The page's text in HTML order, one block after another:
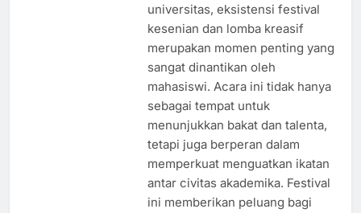
universitas, eksistensi festival
kesenian dan lomba kreasif
merupakan momen penting yang
sangat dinantikan oleh
mahasiswi. Acara ini tidak hanya
sebagai tempat untuk
menunjukkan bakat dan talenta,
tetapi juga berperan dalam
memperkuat menguatkan ikatan
antar civitas akademika. Festival
ini memberikan peluang bagi